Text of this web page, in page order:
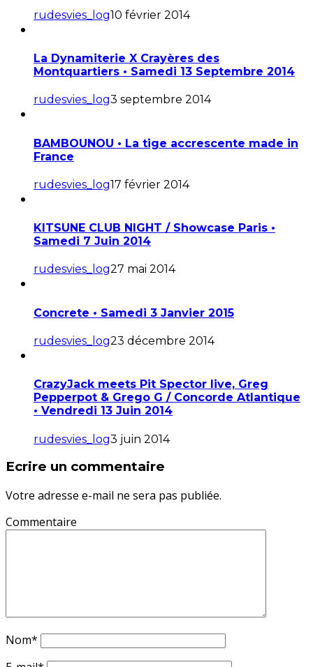
rudesvies_log10 février 2014
La Dynamiterie X Crayères des
Montquartiers • Samedi 13 Septembre 2014
rudesvies_log3 septembre 2014
BAMBOUNOU • La tige accrescente made in
France
rudesvies_log17 février 2014
KITSUNE CLUB NIGHT / Showcase Paris •
Samedi 7 Juin 2014
rudesvies_log27 mai 2014
Concrete • Samedi 3 Janvier 2015
rudesvies_log23 décembre 2014
CrazyJack meets Pit Spector live, Greg
Pepperpot & Grego G / Concorde Atlantique
• Vendredi 13 Juin 2014
rudesvies_log3 juin 2014
Ecrire un commentaire
Votre adresse e-mail ne sera pas publiée.
Commentaire
Nom*